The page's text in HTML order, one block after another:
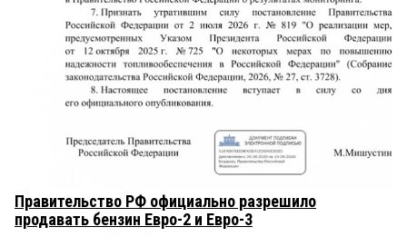
Правительство РФ официально разрешило
продавать бензин Евро-2 и Евро-3